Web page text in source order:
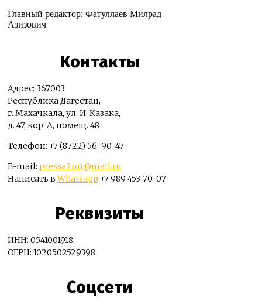
Главный редактор: Фатуллаев Милрад
Азизович
Контакты
Адрес: 367003,
Республика Дагестан,
г. Махачкала, ул. И. Казака,
д. 47, кор. А, помещ. 48
Телефон: +7 (8722) 56-90-47
E-mail: pressa2mi@mail.ru
Написать вWhatsapp +7 989 453-70-07
Реквизиты
ИНН: 0541001918
ОГРН: 1020502529398
Соцсети